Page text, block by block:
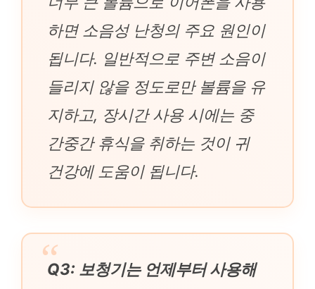
하면 소음성 난청의 주요 원인이
됩니다. 일반적으로 주변 소음이
들리지 않을 정도로만 볼륨을 유
지하고, 장시간 사용 시에는 중
간중간 휴식을 취하는 것이 귀
건강에 도움이 됩니다.
Q3: 보청기는 언제부터 사용해